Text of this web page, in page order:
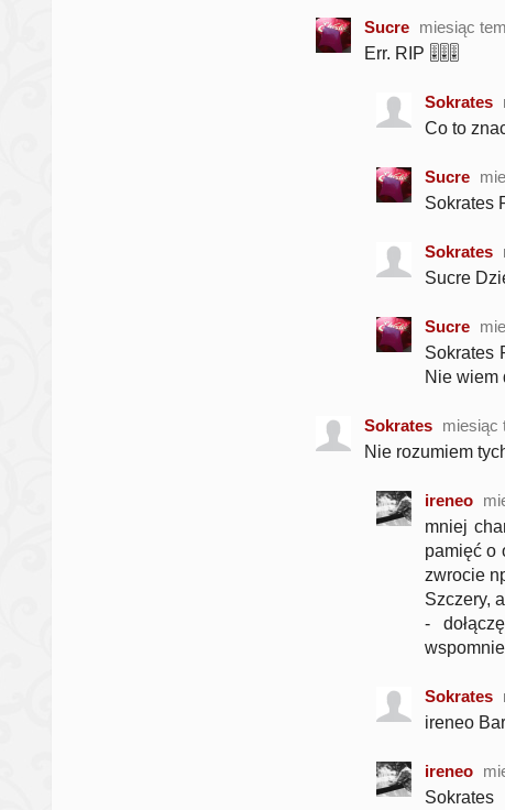
Sucre miesiąc
Err. RIP 🎚️🎚️🎚️
Sokrates
Co to
Sucre
Sokrates
Sokrates
Sucre
Sucre
Sokrates
Nie wiem
Sokrates miesiąc
Nie rozumiem
ireneo
mniej
pamięć o
zwrocie
Szczery,
-
Sokrates
ireneo
ireneo
Sokrates